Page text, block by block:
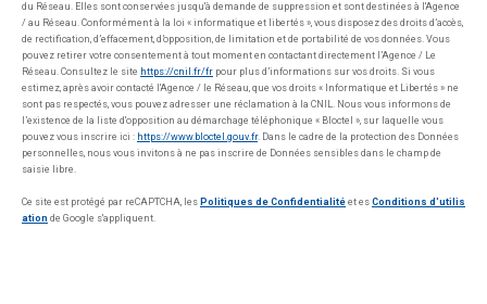
du Réseau. Elles sont conservées jusqu'à demande de suppression et sont destinées à l'Agence
/ au Réseau. Conformément à la loi « informatique et libertés », vous disposez des droits d’accès,
de rectification, d’effacement, d’opposition, de limitation et de portabilité de vos données. Vous
pouvez retirer votre consentement à tout moment en contactant directement l’Agence / Le
Réseau. Consultez le site https://cnil.fr/fr pour plus d’informations sur vos droits. Si vous
estimez, après avoir contacté l'Agence / le Réseau, que vos droits « Informatique et Libertés » ne
sont pas respectés, vous pouvez adresser une réclamation à la CNIL. Nous vous informons de
l’existence de la liste d'opposition au démarchage téléphonique « Bloctel », sur laquelle vous
pouvez vous inscrire ici : https://www.bloctel.gouv.fr. Dans le cadre de la protection des Données
personnelles, nous vous invitons à ne pas inscrire de Données sensibles dans le champ de
saisie libre.
Ce site est protégé par reCAPTCHA, les Politiques de Confidentialité et es Conditions d'utilis
ation de Google s'appliquent.